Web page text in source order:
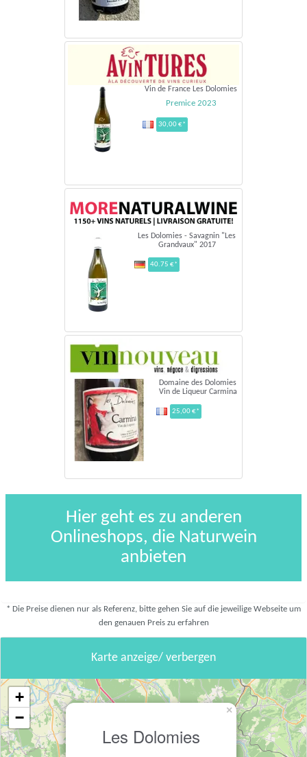
Vin de France Les Dolomies
Premice 2023
30,00 €*
Les Dolomies - Savagnin "Les
Grandvaux" 2017
40.75 €*
Domaine des Dolomies
Vin de Liqueur Carmina
25,00 €*
Hier geht es zu anderen
Onlineshops, die Naturwein
anbieten
* Die Preise dienen nur als Referenz, bitte gehen Sie auf die jeweilige Webseite um
den genauen Preis zu erfahren
Karte anzeige/ verbergen
Les Dolomies
×
+
−